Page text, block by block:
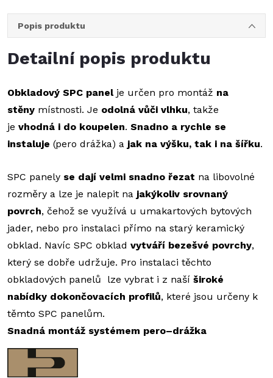
Popis produktu
Detailní popis produktu
Obkladový SPC panelje určen pro montáž na
stěny místnosti. Je odolná vůči vlhku, takže
je vhodná i do koupelen. Snadno a rychle se
instaluje (pero drážka) a jak na výšku, tak i na šířku.
SPC panely se dají velmi snadno řezat na libovolné
rozměry a lze je nalepit na jakýkoliv srovnaný
povrch, čehož se využívá u umakartových bytových
jader, nebo pro instalaci přímo na starý keramický
obklad. Navíc SPC obklad vytváří bezešvé povrchy,
který se dobře udržuje. Pro instalaci těchto
obkladových panelů lze vybrat i z naší široké
nabídky dokončovacích profilů, které jsou určeny k
těmto SPC panelům.
Snadná montáž systémem pero–drážka